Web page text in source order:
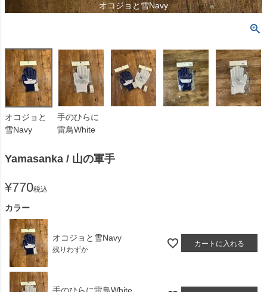
オコジョと雪Navy
オコジョと
雪Navy
手のひらに
雷鳥White
Yamasanka / 山の軍手
¥770税込
カラー
オコジョと雪Navy
残りわずか
カートに入れる
手のひらに雷鳥White